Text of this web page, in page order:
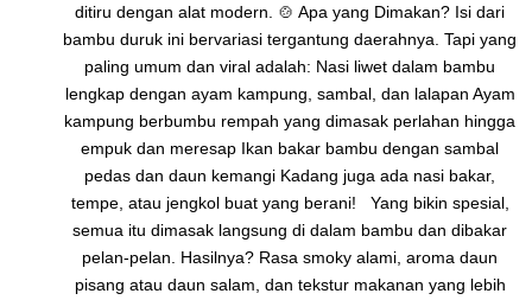
ditiru dengan alat modern. 🍲 Apa yang Dimakan? Isi dari
bambu duruk ini bervariasi tergantung daerahnya. Tapi yang
paling umum dan viral adalah: Nasi liwet dalam bambu
lengkap dengan ayam kampung, sambal, dan lalapan Ayam
kampung berbumbu rempah yang dimasak perlahan hingga
empuk dan meresap Ikan bakar bambu dengan sambal
pedas dan daun kemangi Kadang juga ada nasi bakar,
tempe, atau jengkol buat yang berani! Yang bikin spesial,
semua itu dimasak langsung di dalam bambu dan dibakar
pelan-pelan. Hasilnya? Rasa smoky alami, aroma daun
pisang atau daun salam, dan tekstur makanan yang lebih